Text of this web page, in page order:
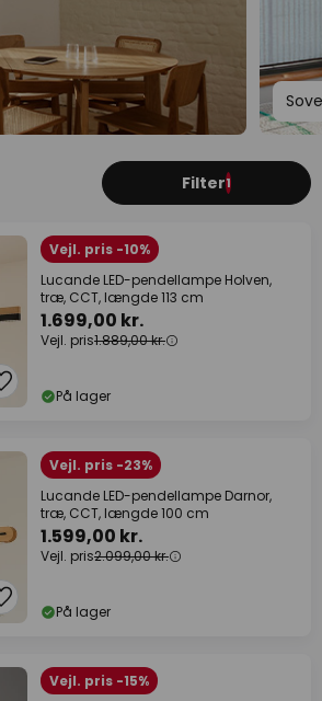
Filter1
Vejl. pris -10%
Lucande LED-pendellampe Holven,
træ, CCT, længde 113 cm
1.699,00 kr.
Vejl. pris1.889,00 kr.
På lager
Vejl. pris -23%
Lucande LED-pendellampe Darnor,
træ, CCT, længde 100 cm
1.599,00 kr.
Vejl. pris2.099,00 kr.
På lager
Vejl. pris -15%